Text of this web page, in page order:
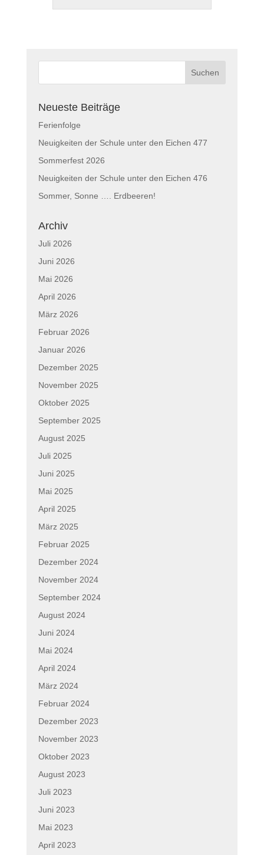
Neueste Beiträge
Ferienfolge
Neuigkeiten der Schule unter den Eichen 477
Sommerfest 2026
Neuigkeiten der Schule unter den Eichen 476
Sommer, Sonne …. Erdbeeren!
Archiv
Juli 2026
Juni 2026
Mai 2026
April 2026
März 2026
Februar 2026
Januar 2026
Dezember 2025
November 2025
Oktober 2025
September 2025
August 2025
Juli 2025
Juni 2025
Mai 2025
April 2025
März 2025
Februar 2025
Dezember 2024
November 2024
September 2024
August 2024
Juni 2024
Mai 2024
April 2024
März 2024
Februar 2024
Dezember 2023
November 2023
Oktober 2023
August 2023
Juli 2023
Juni 2023
Mai 2023
April 2023